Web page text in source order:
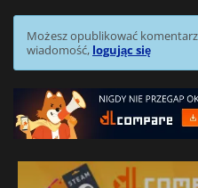
Możesz opublikować
wiadomość, logując się